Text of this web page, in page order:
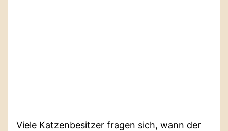
Viele Katzenbesitzer fragen sich, wann der